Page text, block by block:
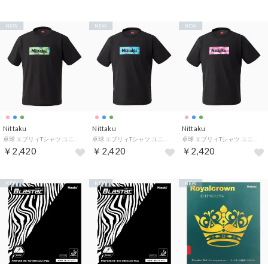
Nittaku
￥2,420
NEW
Nittaku
￥2,420
NEW
Nittaku
￥2,420
NEW
NEW NEW NEW